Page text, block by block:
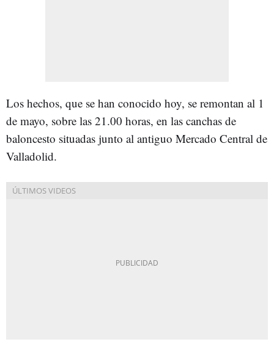
Los hechos, que se han conocido hoy, se remontan al 1
de mayo, sobre las 21.00 horas, en las canchas de
baloncesto situadas junto al antiguo Mercado Central de
Valladolid.